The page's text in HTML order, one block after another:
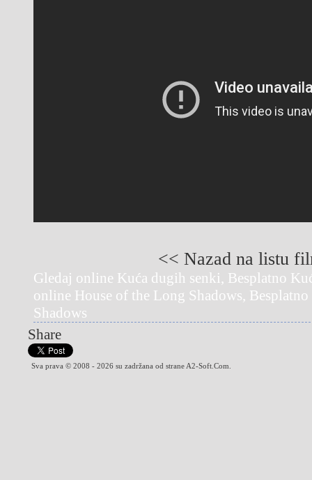
<< Nazad na listu
Gledaj online Kuća dugih senki, Besplatno
online House of the Long Shadows,
Shadows
Share
Sva prava © 2008 - 2026 su zadržana od strane A2-Soft.Com.